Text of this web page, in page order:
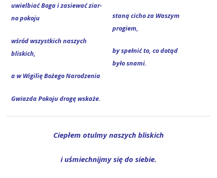
uwiel­biać Boga i zasie­wać ziar­
no pokoju
wśród wszyst­kich naszych
bliskich,
a w Wigi­lię Boże­go Narodzenia
Gwiaz­da Poko­ju dro­gę wskaże.
sta­ną cicho za Waszym
progiem,
by speł­nić to, co dotąd
było snami.
Cie­płem otul­my naszych bliskich
i uśmiech­nij­my się do siebie.